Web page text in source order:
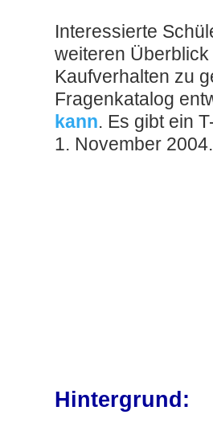
Interessierte
weiteren
Kaufverhalten zu
Fragenkatalog
kann. Es gibt ein
1. November 2004.
Hintergrund: